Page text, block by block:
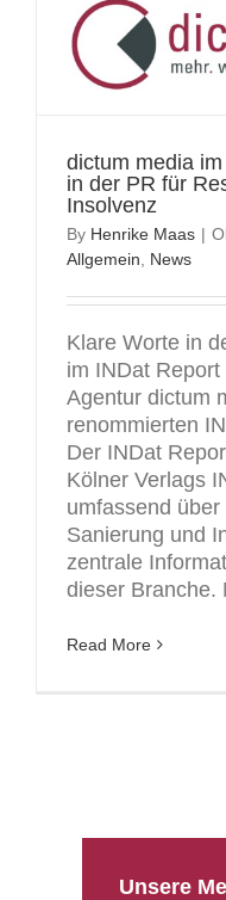
dictum media
in der PR für
Insolvenz
By Henrike Maas |
Allgemein
News
Klare Worte in
im INDat
Agentur dictum
renommierten
Der INDat
Kölner Verlags
umfassend
Sanierung und
zentrale
dieser Branche.
Read More
Unsere